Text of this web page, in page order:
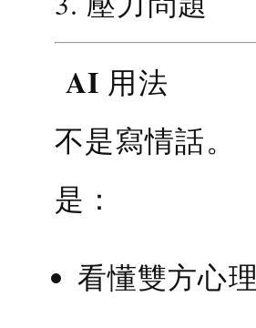
AI 用法
不是寫情話。
是：
看懂雙方心理